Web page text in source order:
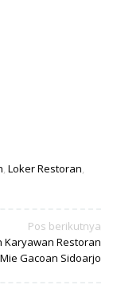
, Loker Restoran,
Pos berikutnya
Karyawan Restoran
Mie Gacoan Sidoarjo